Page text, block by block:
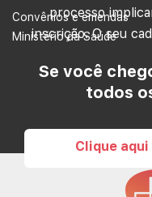
processo
inscrição. O seu
Se você
todos
Clique
Convênios e emendas
Ministério da Saúde